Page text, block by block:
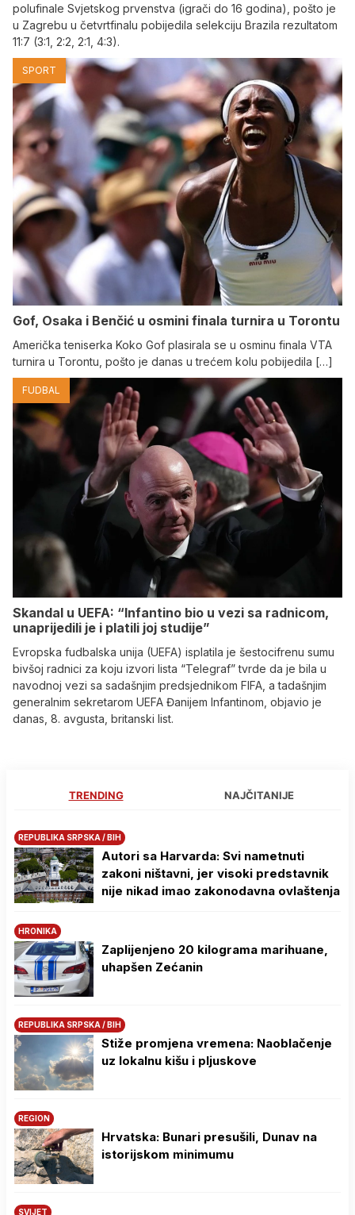
polufinale Svjetskog prvenstva (igrači do 16 godina), pošto je
u Zagrebu u četvrtfinalu pobijedila selekciju Brazila rezultatom
11:7 (3:1, 2:2, 2:1, 4:3).
SPORT
Gof, Osaka i Benčić u osmini finala turnira u Torontu
Američka teniserka Koko Gof plasirala se u osminu finala VTA
turnira u Torontu, pošto je danas u trećem kolu pobijedila […]
FUDBAL
Skandal u UEFA: “Infantino bio u vezi sa radnicom,
unaprijedili je i platili joj studije”
Evropska fudbalska unija (UEFA) isplatila je šestocifrenu sumu
bivšoj radnici za koju izvori lista “Telegraf” tvrde da je bila u
navodnoj vezi sa sadašnjim predsjednikom FIFA, a tadašnjim
generalnim sekretarom UEFA Đanijem Infantinom, objavio je
danas, 8. avgusta, britanski list.
TRENDING NAJČITANIJE
REPUBLIKA SRPSKA / BIH
Autori sa Harvarda: Svi nametnuti
zakoni ništavni, jer visoki predstavnik
nije nikad imao zakonodavna ovlaštenja
HRONIKA
Zaplijenjeno 20 kilograma marihuane,
uhapšen Zećanin
REPUBLIKA SRPSKA / BIH
Stiže promjena vremena: Naoblačenje
uz lokalnu kišu i pljuskove
REGION
Hrvatska: Bunari presušili, Dunav na
istorijskom minimumu
SVIJET